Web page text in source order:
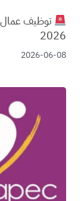
توظيف عمال
2026
2026-06-08